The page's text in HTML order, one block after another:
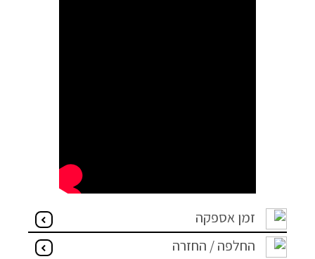
זמן אספקה
החלפה / החזרה